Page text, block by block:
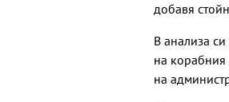
добавя
В анализа
на корабния
на